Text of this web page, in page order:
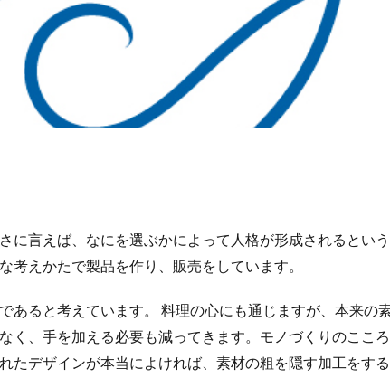
に言えば、なにを選ぶかによって人格が形成されるとい
えかたで製品を作り、販売をしています。
あると考えています。 料理の心にも通じますが、本来の
く、手を加える必要も減ってきます。モノづくりのここ
たデザインが本当によければ、素材の粗を隠す加工をする